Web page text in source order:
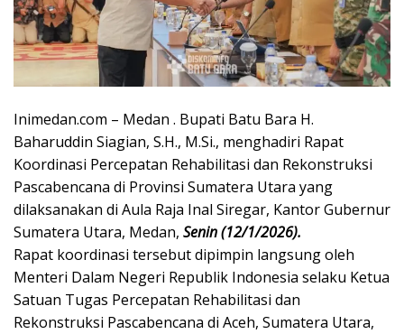
Inimedan.com – Medan . Bupati Batu Bara H.
Baharuddin Siagian, S.H., M.Si., menghadiri Rapat
Koordinasi Percepatan Rehabilitasi dan Rekonstruksi
Pascabencana di Provinsi Sumatera Utara yang
dilaksanakan di Aula Raja Inal Siregar, Kantor Gubernur
Sumatera Utara, Medan, Senin (12/1/2026).
Rapat koordinasi tersebut dipimpin langsung oleh
Menteri Dalam Negeri Republik Indonesia selaku Ketua
Satuan Tugas Percepatan Rehabilitasi dan
Rekonstruksi Pascabencana di Aceh, Sumatera Utara,